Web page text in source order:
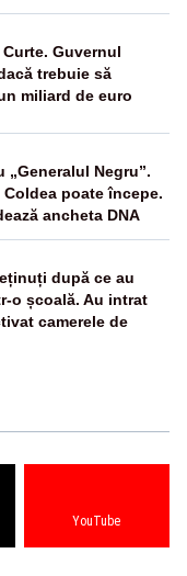
Guvernul
trebuie să
miliard de euro
„Generalul Negru”.
poate începe.
ancheta DNA
după ce au
o școală. Au intrat
camerele de
YouTube